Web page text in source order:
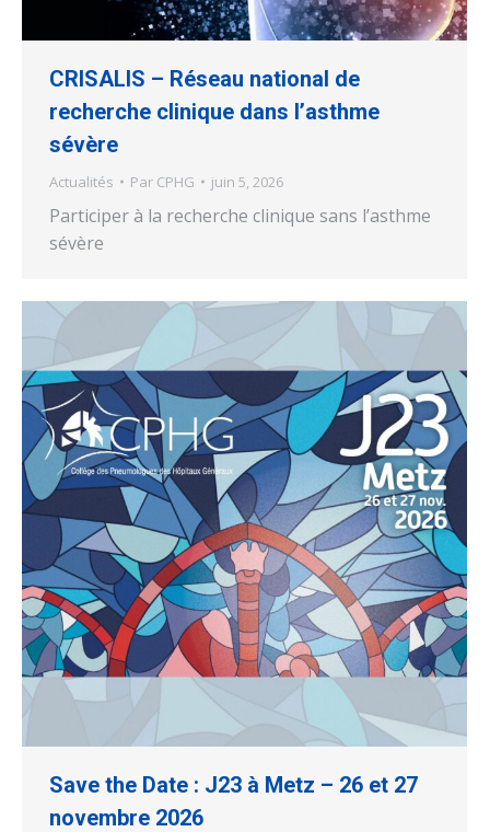
CRISALIS – Réseau national de
recherche clinique dans l’asthme
sévère
Actualités Par CPHG juin 5, 2026
Participer à la recherche clinique sans l’asthme
sévère
Save the Date : J23 à Metz – 26 et 27
novembre 2026